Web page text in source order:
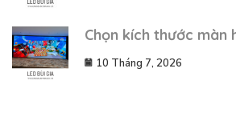
Chọn kích thước màn
10 Tháng 7, 2026